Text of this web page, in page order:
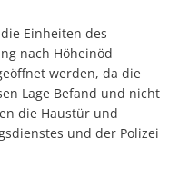
Einheiten des
nach Höheinöd
werden, da die
Lage Befand und nicht
die Haustür und
und der Polizei